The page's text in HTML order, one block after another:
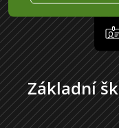
Základní